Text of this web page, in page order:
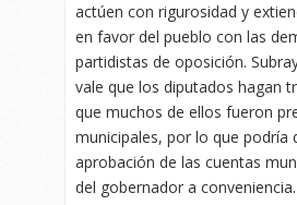
actúen con rigurosidad y
en favor del pueblo con las
partidistas de oposición.
vale que los diputados hagan
que muchos de ellos fueron
municipales, por lo que podría
aprobación de las cuentas
del gobernador a conveniencia.